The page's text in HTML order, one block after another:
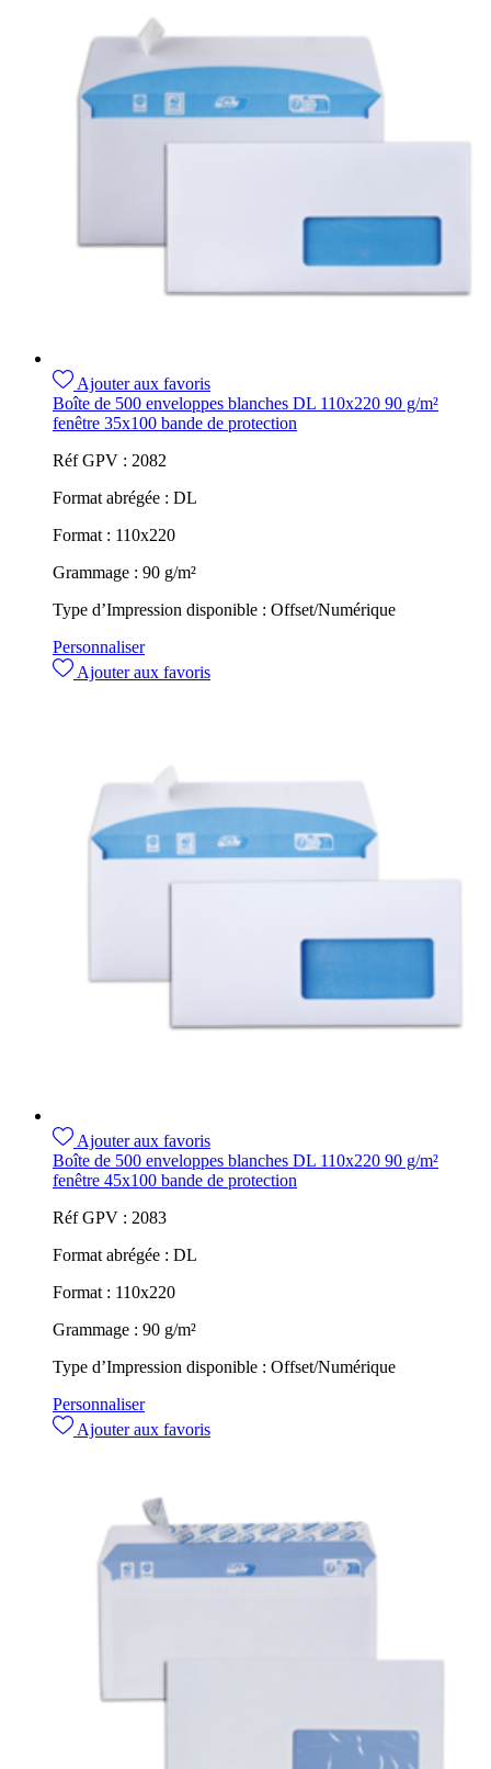
Ajouter aux favoris
Boîte de 500 enveloppes blanches DL 110x220 90 g/m²
fenêtre 35x100 bande de protection
Réf GPV : 2082
Format abrégée : DL
Format : 110x220
Grammage : 90 g/m²
Type d’Impression disponible : Offset/Numérique
Personnaliser
Ajouter aux favoris
Ajouter aux favoris
Boîte de 500 enveloppes blanches DL 110x220 90 g/m²
fenêtre 45x100 bande de protection
Réf GPV : 2083
Format abrégée : DL
Format : 110x220
Grammage : 90 g/m²
Type d’Impression disponible : Offset/Numérique
Personnaliser
Ajouter aux favoris